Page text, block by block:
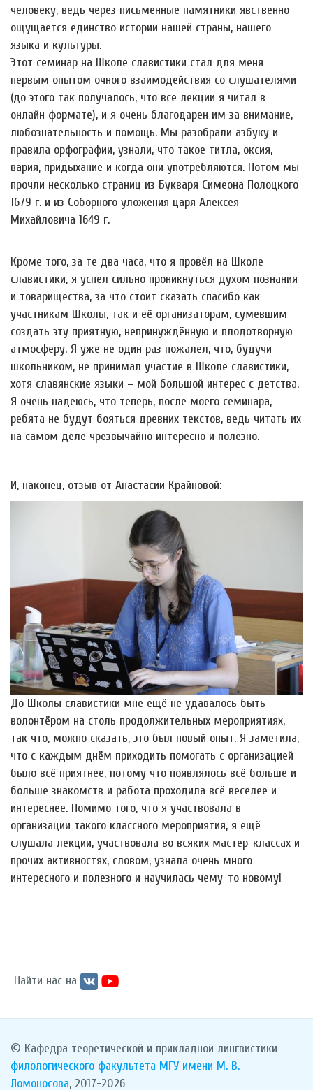
человеку, ведь через письменные памятники явственно
ощущается единство истории нашей страны, нашего
языка и культуры.
Этот семинар на Школе славистики стал для меня
первым опытом очного взаимодействия со слушателями
(до этого так получалось, что все лекции я читал в
онлайн формате), и я очень благодарен им за внимание,
любознательность и помощь. Мы разобрали азбуку и
правила орфографии, узнали, что такое титла, оксия,
вария, придыхание и когда они употребляются. Потом мы
прочли несколько страниц из Букваря Симеона Полоцкого
1679 г. и из Соборного уложения царя Алексея
Михайловича 1649 г.
Кроме того, за те два часа, что я провёл на Школе
славистики, я успел сильно проникнуться духом познания
и товарищества, за что стоит сказать спасибо как
участникам Школы, так и её организаторам, сумевшим
создать эту приятную, непринуждённую и плодотворную
атмосферу. Я уже не один раз пожалел, что, будучи
школьником, не принимал участие в Школе славистики,
хотя славянские языки – мой большой интерес с детства.
Я очень надеюсь, что теперь, после моего семинара,
ребята не будут бояться древних текстов, ведь читать их
на самом деле чрезвычайно интересно и полезно.
И, наконец, отзыв от Анастасии Крайновой:
До Школы славистики мне ещё не удавалось быть
волонтёром на столь продолжительных мероприятиях,
так что, можно сказать, это был новый опыт. Я заметила,
что с каждым днём приходить помогать с организацией
было всё приятнее, потому что появлялось всё больше и
больше знакомств и работа проходила всё веселее и
интереснее. Помимо того, что я участвовала в
организации такого классного мероприятия, я ещё
слушала лекции, участвовала во всяких мастер-классах и
прочих активностях, словом, узнала очень много
интересного и полезного и научилась чему-то новому!
Найти нас на
© Кафедра теоретической и прикладной лингвистики
филологического факультета МГУ имени М. В.
Ломоносова, 2017-2026